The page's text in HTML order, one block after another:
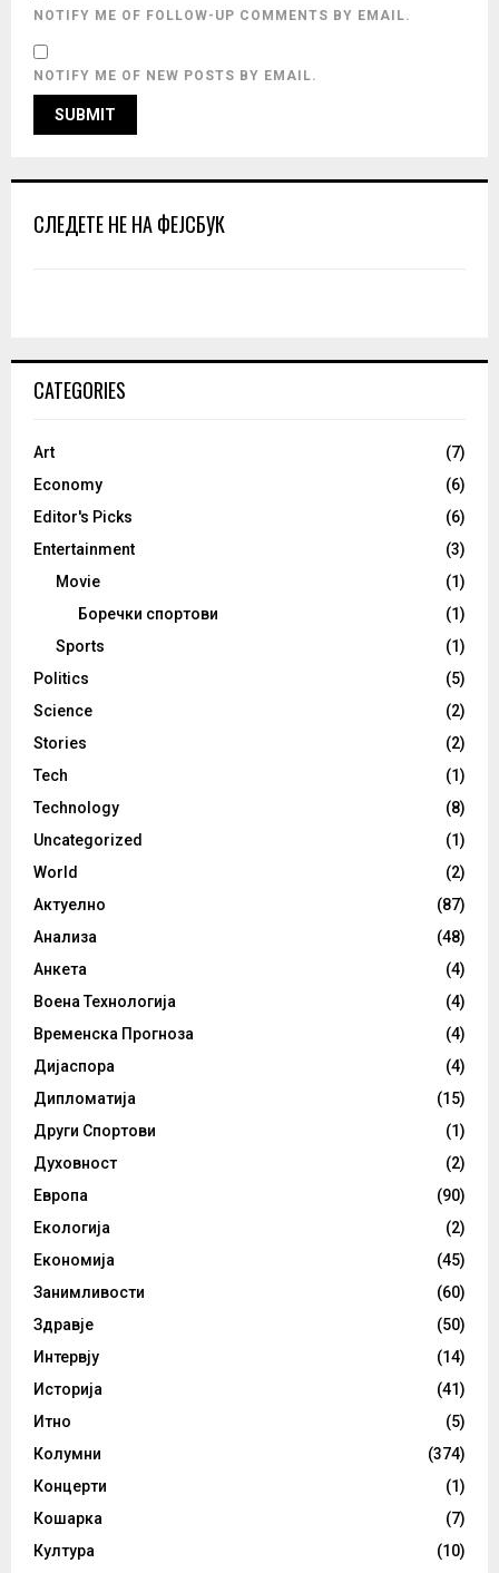
NOTIFY ME OF FOLLOW-UP COMMENTS BY EMAIL.
NOTIFY ME OF NEW POSTS BY EMAIL.
СЛЕДЕТЕ НЕ НА ФЕЈСБУК
CATEGORIES
Art
(7)
Economy
(6)
Editor's Picks
(6)
Entertainment
(3)
Movie
(1)
Боречки спортови
(1)
Sports
(1)
Politics
(5)
Science
(2)
Stories
(2)
Tech
(1)
Technology
(8)
Uncategorized
(1)
World
(2)
Актуелно
(87)
Анализа
(48)
Анкета
(4)
Воена Технологија
(4)
Временска Прогноза
(4)
Дијаспора
(4)
Дипломатија
(15)
Други Спортови
(1)
Духовност
(2)
Европа
(90)
Екологија
(2)
Економија
(45)
Занимливости
(60)
Здравје
(50)
Интервју
(14)
Историја
(41)
Итно
(5)
Колумни
(374)
Концерти
(1)
Кошарка
(7)
Култура
(10)